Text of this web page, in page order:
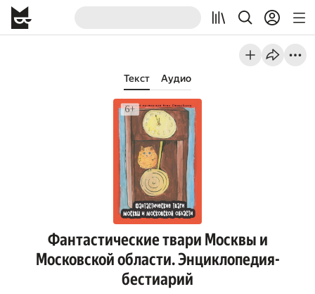
Текст Аудио
Фантастические твари Москвы и
Московской области. Энциклопедия-
бестиарий